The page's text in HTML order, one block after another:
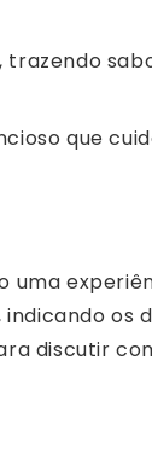
trazendo
que
uma
os
discutir